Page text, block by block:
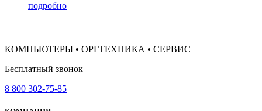
подробно
КОМПЬЮТЕРЫ • ОРГТЕХНИКА • СЕРВИС
Бесплатный звонок
8 800 302-75-85